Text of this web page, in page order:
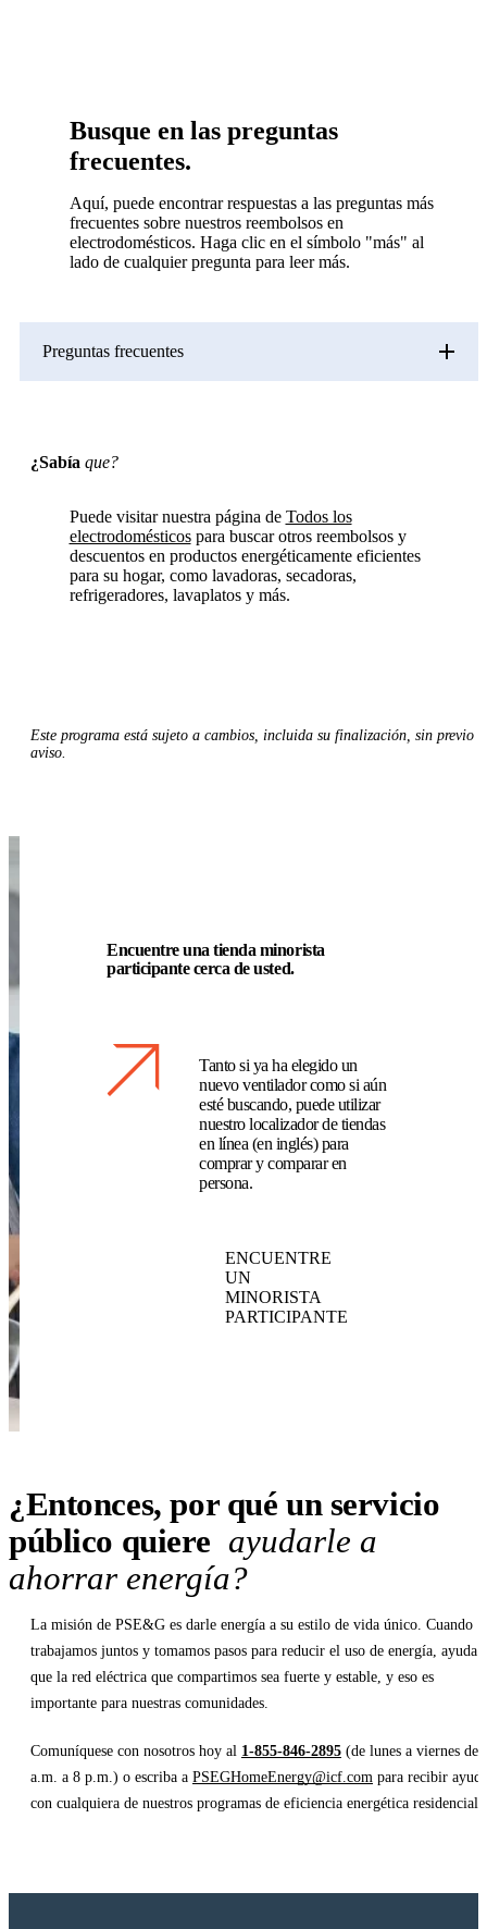
Busque en las preguntas
frecuentes.
Aquí, puede encontrar respuestas a las preguntas más
frecuentes sobre nuestros reembolsos en
electrodomésticos. Haga clic en el símbolo "más" al
lado de cualquier pregunta para leer más.
Preguntas frecuentes
¿Sabía que?
Puede visitar nuestra página de Todos los
electrodomésticospara buscar otros reembolsos y
descuentos en productos energéticamente eficientes
para su hogar, como lavadoras, secadoras,
refrigeradores, lavaplatos y más.
Este programa está sujeto a cambios, incluida su finalización, sin previo
aviso.
Encuentre una tienda minorista
participante cerca de usted.
Tanto si ya ha elegido un
nuevo ventilador como si aún
esté buscando, puede utilizar
nuestro localizador de tiendas
en línea (en inglés) para
comprar y comparar en
persona.
ENCUENTRE
UN
MINORISTA
PARTICIPANTE
¿Entonces, por qué un servicio
público quiere ayudarle a
ahorrar energía?
La misión de PSE&G es darle energía a su estilo de vida único. Cuando
trabajamos juntos y tomamos pasos para reducir el uso de energía, ayuda a
que la red eléctrica que compartimos sea fuerte y estable, y eso es
importante para nuestras comunidades.
Comuníquese con nosotros hoy al 1-855-846-2895 (de lunes a viernes de
a.m. a 8 p.m.) o escriba a PSEGHomeEnergy@icf.com para recibir ayuda
con cualquiera de nuestros programas de eficiencia energética residencial.